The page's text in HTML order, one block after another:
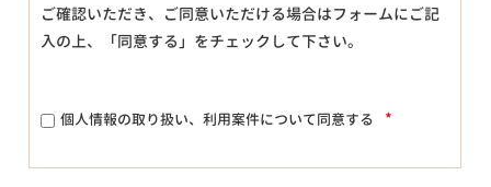
ご確認いただき、ご同意いただける場合はフォームにご記
入の上、「同意する」をチェックして下さい。
個人情報の取り扱い、利用案件について同意する *